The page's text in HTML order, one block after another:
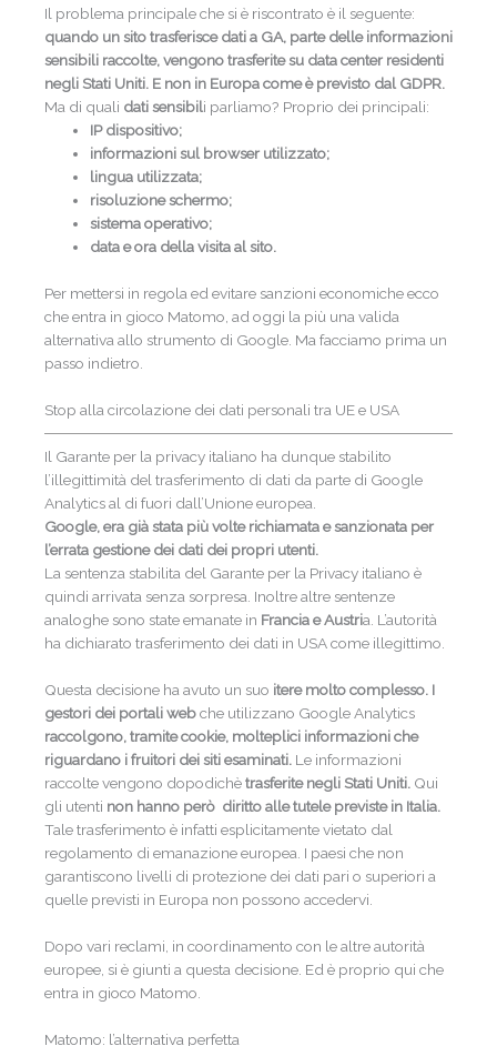
Il problema principale che si è riscontrato è il seguente:
quando un sito trasferisce dati a GA, parte delle informazioni
sensibili raccolte, vengono trasferite su data center residenti
negli Stati Uniti. E non in Europa come è previsto dal GDPR.
Ma di quali dati sensibili parliamo? Proprio dei principali:
IP dispositivo;
informazioni sul browser utilizzato;
lingua utilizzata;
risoluzione schermo;
sistema operativo;
data e ora della visita al sito.
Per mettersi in regola ed evitare sanzioni economiche ecco
che entra in gioco Matomo, ad oggi la più una valida
alternativa allo strumento di Google. Ma facciamo prima un
passo indietro.
Stop alla circolazione dei dati personali tra UE e USA
Il Garante per la privacy italiano ha dunque stabilito
l’illegittimità del trasferimento di dati da parte di Google
Analytics al di fuori dall’Unione europea.
Google, era già stata più volte richiamata e sanzionata per
l’errata gestione dei dati dei propri utenti.
La sentenza stabilita del Garante per la Privacy italiano è
quindi arrivata senza sorpresa. Inoltre altre sentenze
analoghe sono state emanate in Francia e Austria. L’autorità
ha dichiarato trasferimento dei dati in USA come illegittimo.
Questa decisione ha avuto un suo itere molto complesso. I
gestori dei portali webche utilizzano Google Analytics
raccolgono, tramite cookie, molteplici informazioni che
riguardano i fruitori dei siti esaminati. Le informazioni
raccolte vengono dopodichètrasferite negli Stati Uniti. Qui
gli utenti non hanno però diritto alle tutele previste in Italia.
Tale trasferimento è infatti esplicitamente vietato dal
regolamento di emanazione europea. I paesi che non
garantiscono livelli di protezione dei dati pari o superiori a
quelle previsti in Europa non possono accedervi.
Dopo vari reclami, in coordinamento con le altre autorità
europee, si è giunti a questa decisione. Ed è proprio qui che
entra in gioco Matomo.
Matomo: l’alternativa perfetta